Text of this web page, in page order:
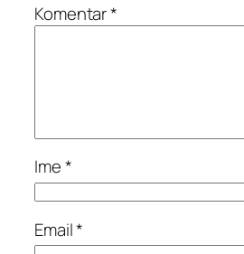
Komentar*
Ime*
Email*